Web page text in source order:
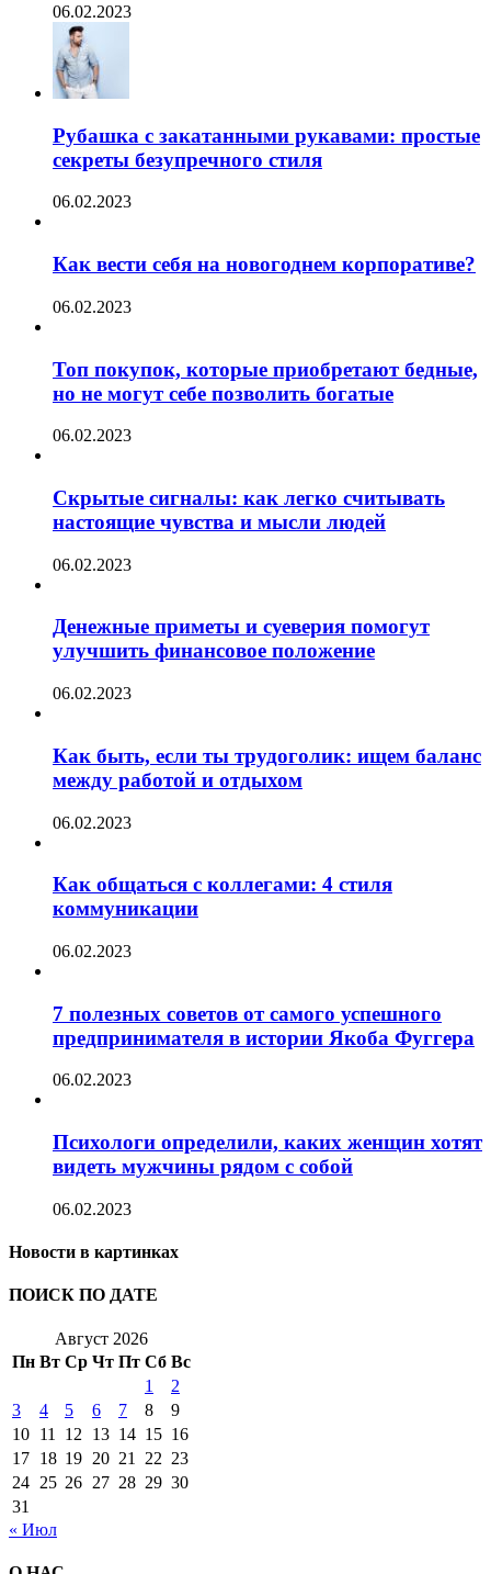
06.02.2023
Рубашка с закатанными рукавами: простые
секреты безупречного стиля
06.02.2023
Как вести себя на новогоднем корпоративе?
06.02.2023
Топ покупок, которые приобретают бедные,
но не могут себе позволить богатые
06.02.2023
Скрытые сигналы: как легко считывать
настоящие чувства и мысли людей
06.02.2023
Денежные приметы и суеверия помогут
улучшить финансовое положение
06.02.2023
Как быть, если ты трудоголик: ищем баланс
между работой и отдыхом
06.02.2023
Как общаться с коллегами: 4 стиля
коммуникации
06.02.2023
7 полезных советов от самого успешного
предпринимателя в истории Якоба Фуггера
06.02.2023
Психологи определили, каких женщин хотят
видеть мужчины рядом с собой
06.02.2023
Новости в картинках
ПОИСК ПО ДАТЕ
Август 2026
Пн Вт Ср Чт Пт Сб Вс
1
2
3
4 5 6 7 8
9
10 11 12 13 14 15 16
17 18 19 20 21 22 23
24 25 26 27 28 29 30
31
« Июл